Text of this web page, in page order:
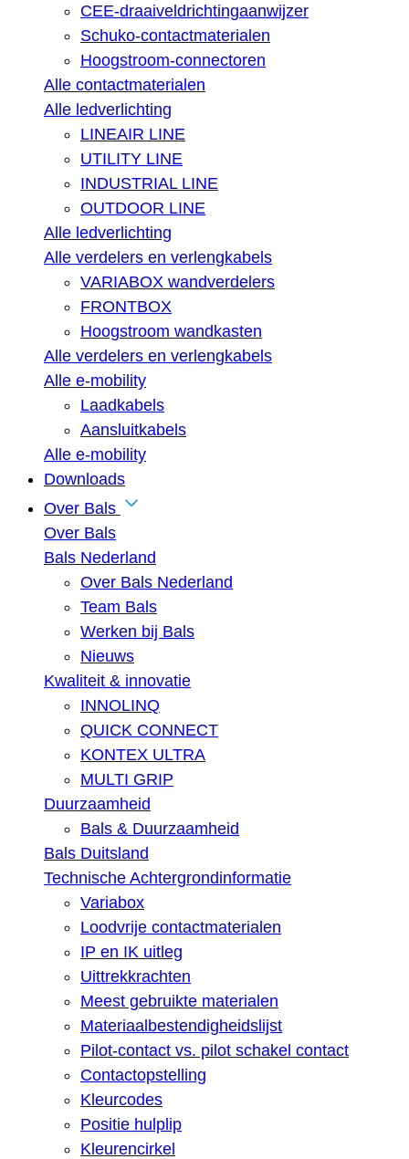
CEE-draaiveldrichtingaanwijzer
Schuko-contactmaterialen
Hoogstroom-connectoren
Alle contactmaterialen
Alle ledverlichting
LINEAIR LINE
UTILITY LINE
INDUSTRIAL LINE
OUTDOOR LINE
Alle ledverlichting
Alle verdelers en verlengkabels
VARIABOX wandverdelers
FRONTBOX
Hoogstroom wandkasten
Alle verdelers en verlengkabels
Alle e-mobility
Laadkabels
Aansluitkabels
Alle e-mobility
Downloads
Over Bals
Over Bals
Bals Nederland
Over Bals Nederland
Team Bals
Werken bij Bals
Nieuws
Kwaliteit & innovatie
INNOLINQ
QUICK CONNECT
KONTEX ULTRA
MULTI GRIP
Duurzaamheid
Bals & Duurzaamheid
Bals Duitsland
Technische Achtergrondinformatie
Variabox
Loodvrije contactmaterialen
IP en IK uitleg
Uittrekkrachten
Meest gebruikte materialen
Materiaalbestendigheidslijst
Pilot-contact vs. pilot schakel contact
Contactopstelling
Kleurcodes
Positie hulplip
Kleurencirkel